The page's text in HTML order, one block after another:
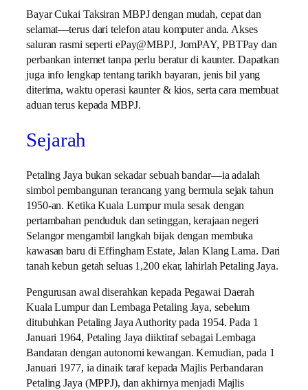
Bayar Cukai Taksiran MBPJ dengan mudah, cepat dan
selamat—terus dari telefon atau komputer anda. Akses
saluran rasmi seperti ePay@MBPJ, JomPAY, PBTPay dan
perbankan internet tanpa perlu beratur di kaunter. Dapatkan
juga info lengkap tentang tarikh bayaran, jenis bil yang
diterima, waktu operasi kaunter & kios, serta cara membuat
aduan terus kepada MBPJ.
Sejarah
Petaling Jaya bukan sekadar sebuah bandar—ia adalah
simbol pembangunan terancang yang bermula sejak tahun
1950-an. Ketika Kuala Lumpur mula sesak dengan
pertambahan penduduk dan setinggan, kerajaan negeri
Selangor mengambil langkah bijak dengan membuka
kawasan baru di Effingham Estate, Jalan Klang Lama. Dari
tanah kebun getah seluas 1,200 ekar, lahirlah Petaling Jaya.
Pengurusan awal diserahkan kepada Pegawai Daerah
Kuala Lumpur dan Lembaga Petaling Jaya, sebelum
ditubuhkan Petaling Jaya Authority pada 1954. Pada 1
Januari 1964, Petaling Jaya diiktiraf sebagai Lembaga
Bandaran dengan autonomi kewangan. Kemudian, pada 1
Januari 1977, ia dinaik taraf kepada Majlis Perbandaran
Petaling Jaya (MPPJ), dan akhirnya menjadi Majlis